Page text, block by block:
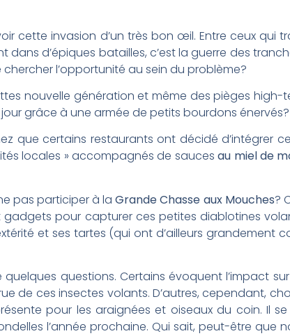
cette invasion d’un très bon œil. Entre ceux qui
d’épiques batailles, c’est la guerre des
l’opportunité au sein du problème?
nouvelle génération et même des pièges high-
grâce à une armée de petits bourdons énervés?
que certains restaurants ont décidé d’intégrer
locales » accompagnés de saucesau miel de
pas participer à laGrande Chasse aux Mouches?
pour capturer ces petites diablotines
et ses tartes (qui ont d’ailleurs grandement
questions. Certains évoquent l’impact
de ces insectes volants. D’autres, cependant,
pour les araignées et oiseaux du coin. Il
l’année prochaine. Qui sait, peut-être que